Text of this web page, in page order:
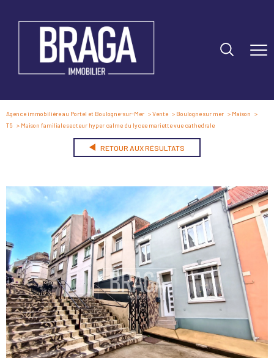
Agence immobilière au Portel et Boulogne-sur-Mer Vente Boulogne sur mer
Maison
T5
Maison familiale secteur hyper calme du lycee mariette vue cathedrale
RETOUR AUX RÉSULTATS